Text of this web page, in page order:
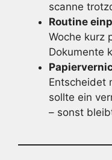
scanne
Routine
Woche kurz
Dokumente
Entscheidet
sollte ein
– sonst